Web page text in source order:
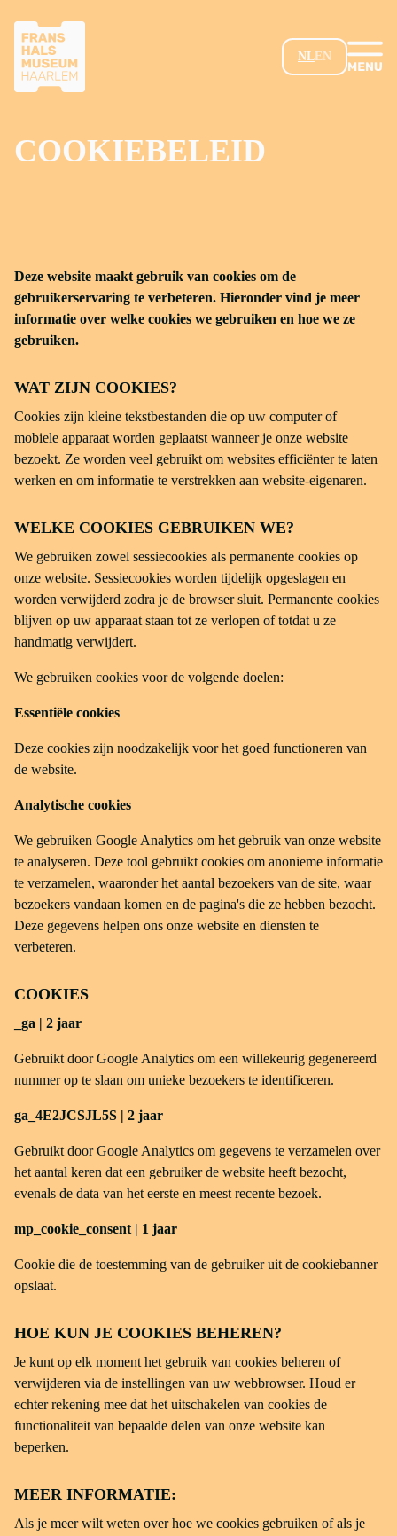
GA NAAR HOOFDINHOUD
NLEN
COOKIEBELEID
Deze website maakt gebruik van cookies om de
gebruikerservaring te verbeteren. Hieronder vind je meer
informatie over welke cookies we gebruiken en hoe we ze
gebruiken.
WAT ZIJN COOKIES?
Cookies zijn kleine tekstbestanden die op uw computer of
mobiele apparaat worden geplaatst wanneer je onze website
bezoekt. Ze worden veel gebruikt om websites efficiënter te laten
werken en om informatie te verstrekken aan website-eigenaren.
WELKE COOKIES GEBRUIKEN WE?
We gebruiken zowel sessiecookies als permanente cookies op
onze website. Sessiecookies worden tijdelijk opgeslagen en
worden verwijderd zodra je de browser sluit. Permanente cookies
blijven op uw apparaat staan tot ze verlopen of totdat u ze
handmatig verwijdert.
We gebruiken cookies voor de volgende doelen:
Essentiële cookies
Deze cookies zijn noodzakelijk voor het goed functioneren van
de website.
Analytische cookies
We gebruiken Google Analytics om het gebruik van onze website
te analyseren. Deze tool gebruikt cookies om anonieme informatie
te verzamelen, waaronder het aantal bezoekers van de site, waar
bezoekers vandaan komen en de pagina's die ze hebben bezocht.
Deze gegevens helpen ons onze website en diensten te
verbeteren.
COOKIES
_ga | 2 jaar
Gebruikt door Google Analytics om een willekeurig gegenereerd
nummer op te slaan om unieke bezoekers te identificeren.
ga_4E2JCSJL5S | 2 jaar
Gebruikt door Google Analytics om gegevens te verzamelen over
het aantal keren dat een gebruiker de website heeft bezocht,
evenals de data van het eerste en meest recente bezoek.
mp_cookie_consent | 1 jaar
Cookie die de toestemming van de gebruiker uit de cookiebanner
opslaat.
HOE KUN JE COOKIES BEHEREN?
Je kunt op elk moment het gebruik van cookies beheren of
verwijderen via de instellingen van uw webbrowser. Houd er
echter rekening mee dat het uitschakelen van cookies de
functionaliteit van bepaalde delen van onze website kan
beperken.
MEER INFORMATIE:
Als je meer wilt weten over hoe we cookies gebruiken of als je